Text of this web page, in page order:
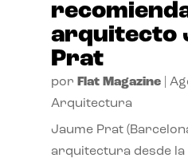
arquitecto
Prat
por Flat Magazine|
Arquitectura
Jaume Prat
arquitectura desde la